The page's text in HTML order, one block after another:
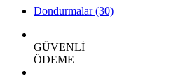
Dondurmalar(30)
GÜVENLİ
ÖDEME